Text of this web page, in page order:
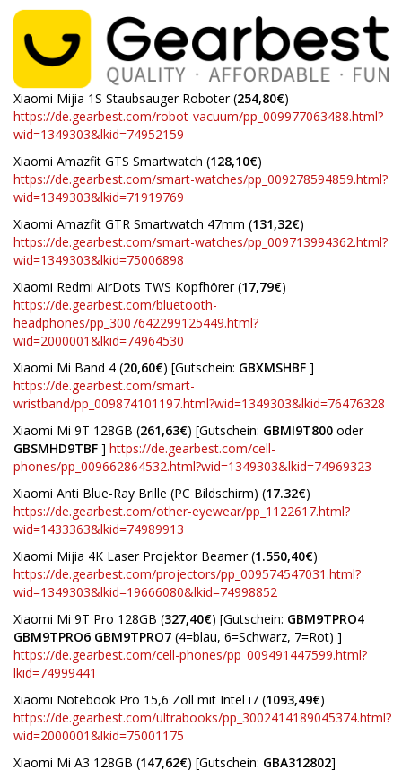
Xiaomi Mijia 1S Staubsauger Roboter (254,80€)
https://de.gearbest.com/robot-vacuum/pp_009977063488.html?
wid=1349303&lkid=74952159
Xiaomi Amazfit GTS Smartwatch (128,10€)
https://de.gearbest.com/smart-watches/pp_009278594859.html?
wid=1349303&lkid=71919769
Xiaomi Amazfit GTR Smartwatch 47mm (131,32€)
https://de.gearbest.com/smart-watches/pp_009713994362.html?
wid=1349303&lkid=75006898
Xiaomi Redmi AirDots TWS Kopfhörer (17,79€)
https://de.gearbest.com/bluetooth-
headphones/pp_3007642299125449.html?
wid=2000001&lkid=74964530
Xiaomi Mi Band 4 (20,60€) [Gutschein: GBXMSHBF ]
https://de.gearbest.com/smart-
wristband/pp_009874101197.html?wid=1349303&lkid=76476328
Xiaomi Mi 9T 128GB (261,63€) [Gutschein: GBMI9T800 oder
GBSMHD9TBF ] https://de.gearbest.com/cell-
phones/pp_009662864532.html?wid=1349303&lkid=74969323
Xiaomi Anti Blue-Ray Brille (PC Bildschirm) (17.32€)
https://de.gearbest.com/other-eyewear/pp_1122617.html?
wid=1433363&lkid=74989913
Xiaomi Mijia 4K Laser Projektor Beamer (1.550,40€)
https://de.gearbest.com/projectors/pp_009574547031.html?
wid=1349303&lkid=19666080&lkid=74998852
Xiaomi Mi 9T Pro 128GB (327,40€) [Gutschein: GBM9TPRO4
GBM9TPRO6 GBM9TPRO7 (4=blau, 6=Schwarz, 7=Rot) ]
https://de.gearbest.com/cell-phones/pp_009491447599.html?
lkid=74999441
Xiaomi Notebook Pro 15,6 Zoll mit Intel i7 (1093,49€)
https://de.gearbest.com/ultrabooks/pp_3002414189045374.html?
wid=2000001&lkid=75001175
Xiaomi Mi A3 128GB (147,62€) [Gutschein: GBA312802]